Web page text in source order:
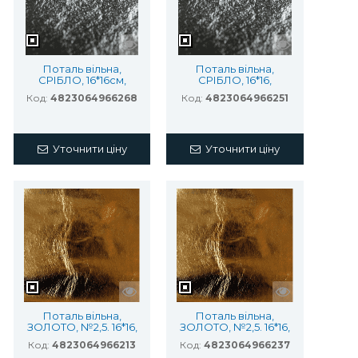
Поталь вільна,
СРІБЛО, 16*16см,
25лист.
Код: 4823064966268
Уточнити ціну
Поталь вільна,
СРІБЛО, 16*16,
20лист.%
Код: 4823064966251
Уточнити ціну
Поталь вільна,
ЗОЛОТО, №2,5. 16*16,
Код: 4823064966213
Поталь вільна,
ЗОЛОТО, №2,5. 16*16,
Код: 4823064966237